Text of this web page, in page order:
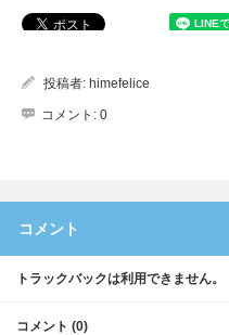
投稿者: himefelice
コメント: 0
コメント
トラックバックは利用できません。
コメント (0)